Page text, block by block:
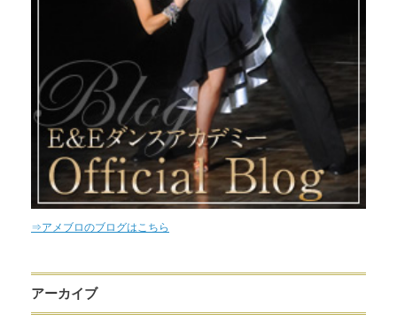
⇒アメブロのブログはこちら
アーカイブ